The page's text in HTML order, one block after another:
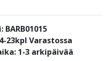
4-23kpl Varastossa
1-3 arkipäivää